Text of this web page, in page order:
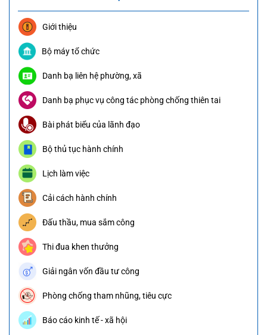
Giới thiệu
Bộ máy tổ chức
Danh bạ liên hệ phường, xã
Danh bạ phục vụ công tác phòng chống thiên tai
Bài phát biểu của lãnh đạo
Bộ thủ tục hành chính
Lịch làm việc
Cải cách hành chính
Đấu thầu, mua sắm công
Thi đua khen thưởng
Giải ngân vốn đầu tư công
Phòng chống tham nhũng, tiêu cực
Báo cáo kinh tế - xã hội